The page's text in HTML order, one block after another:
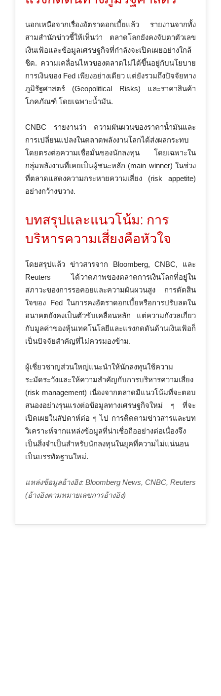
นอกเหนือจากเรื่องอัตราดอกเบี้ยแล้ว รายงานจากทั้ง
สามสำนักข่าวชี้ให้เห็นว่า ตลาดโลกยังคงจับตาตัวเลข
เงินเฟ้อและข้อมูลเศรษฐกิจที่กำลังจะเปิดเผยอย่างใกล้
ชิด. ความเคลื่อนไหวของตลาดไม่ได้ขึ้นอยู่กับนโยบาย
การเงินของ Fed เพียงอย่างเดียว แต่ยังรวมถึงปัจจัยทาง
ภูมิรัฐศาสตร์ (Geopolitical Risks) และราคาสินค้า
โภคภัณฑ์ โดยเฉพาะน้ำมัน.
CNBC รายงานว่า ความผันผวนของราคาน้ำมันและ
การเปลี่ยนแปลงในตลาดพลังงานโลกได้ส่งผลกระทบ
โดยตรงต่อความเชื่อมั่นของนักลงทุน โดยเฉพาะใน
กลุ่มพลังงานที่เคยเป็นผู้ชนะหลัก (main winner) ในช่วง
ที่ตลาดแสดงความกระหายความเสี่ยง (risk appetite)
อย่างกว้างขวาง.
บทสรุปและแนวโน้ม: การ
บริหารความเสี่ยงคือหัวใจ
โดยสรุปแล้ว ข่าวสารจาก Bloomberg, CNBC, และ
Reuters ได้วาดภาพของตลาดการเงินโลกที่อยู่ใน
สภาวะของการรอคอยและความผันผวนสูง การตัดสิน
ใจของ Fed ในการคงอัตราดอกเบี้ยหรือการปรับลดใน
อนาคตยังคงเป็นตัวขับเคลื่อนหลัก แต่ความกังวลเกี่ยว
กับมูลค่าของหุ้นเทคโนโลยีและแรงกดดันด้านเงินเฟ้อก็
เป็นปัจจัยสำคัญที่ไม่ควรมองข้าม.
ผู้เชี่ยวชาญส่วนใหญ่แนะนำให้นักลงทุนใช้ความ
ระมัดระวังและให้ความสำคัญกับการบริหารความเสี่ยง
(risk management) เนื่องจากตลาดมีแนวโน้มที่จะตอบ
สนองอย่างรุนแรงต่อข้อมูลทางเศรษฐกิจใหม่ ๆ ที่จะ
เปิดเผยในสัปดาห์ต่อ ๆ ไป การติดตามข่าวสารและบท
วิเคราะห์จากแหล่งข้อมูลที่น่าเชื่อถืออย่างต่อเนื่องจึง
เป็นสิ่งจำเป็นสำหรับนักลงทุนในยุคที่ความไม่แน่นอน
เป็นบรรทัดฐานใหม่.
แหล่งข้อมูลอ้างอิง: Bloomberg News, CNBC, Reuters
(อ้างอิงตามหมายเลขการอ้างอิง)